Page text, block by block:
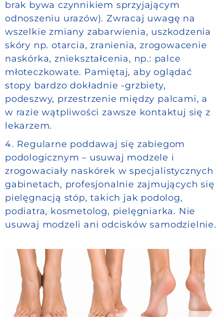
brak bywa czynnikiem sprzyjającym
odnoszeniu urazów). Zwracaj uwagę na
wszelkie zmiany zabarwienia, uszkodzenia
skóry np. otarcia, zranienia, zrogowacenie
naskórka, zniekształcenia, np.: palce
młoteczkowate. Pamiętaj, aby oglądać
stopy bardzo dokładnie -grzbiety,
podeszwy, przestrzenie między palcami, a
w razie wątpliwości zawsze kontaktuj się z
lekarzem.
Regularne poddawaj się zabiegom
podologicznym – usuwaj modzele i
zrogowaciały naskórek w specjalistycznych
gabinetach, profesjonalnie zajmujących się
pielęgnacją stóp, takich jak podolog,
podiatra, kosmetolog, pielęgniarka. Nie
usuwaj modzeli ani odcisków samodzielnie.